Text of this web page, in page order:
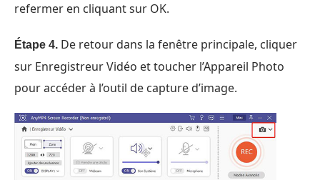
refermer en cliquant sur OK.
Étape 4. De retour dans la fenêtre principale, cliquer
sur Enregistreur Vidéo et toucher l’Appareil Photo
pour accéder à l’outil de capture d’image.